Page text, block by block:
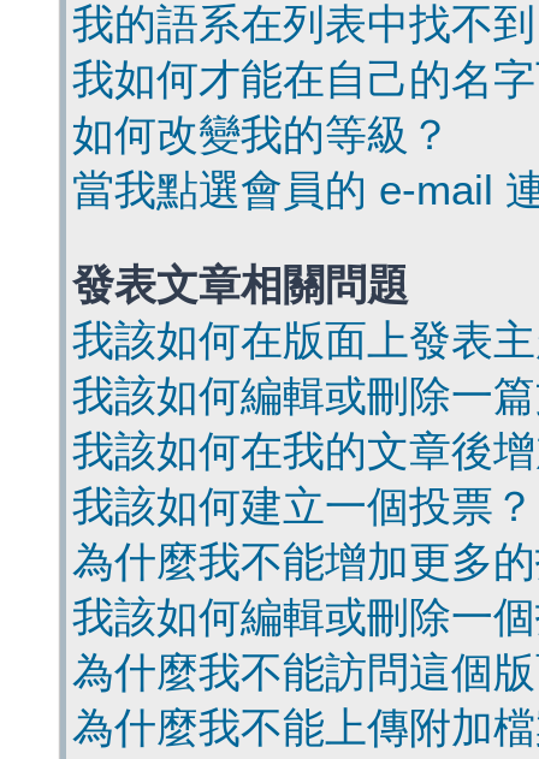
我的語系在列表中找不
我如何才能在自己的名
如何改變我的等級？
當我點選會員的 e-mail
發表文章相關問題
我該如何在版面上發表
我該如何編輯或刪除一
我該如何在我的文章後
我該如何建立一個投票？
為什麼我不能增加更多
我該如何編輯或刪除一
為什麼我不能訪問這個
為什麼我不能上傳附加